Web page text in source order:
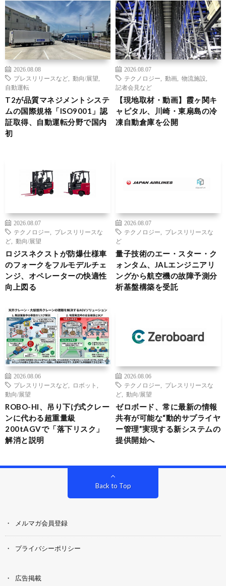
2026.08.08
プレスリリースなど
動向/展望
自動運転
T2が品質マネジメントシステ
ムの国際規格「ISO9001」認
証取得、自動運転分野で国内
初
2026.08.07
テクノロジー
動画 物流施設
記者会見など
【現地取材・動画】霞ヶ関キ
ャピタル、川崎・東扇島の冷
凍自動倉庫を公開
2026.08.07
テクノロジー
プレスリリースな
ど
動向/展望
ロジスネクストが防爆仕様車
のフォークをフルモデルチェ
ンジ、オペレーターの快適性
向上図る
2026.08.07
テクノロジー
プレスリリースな
ど
量子技術のエー・スター・ク
ォンタム、JALエンジニアリ
ングから航空機の故障予測分
析基盤構築を受託
2026.08.06
プレスリリースなど
ロボット
動向/展望
ROBO-HI、吊り下げ式クレー
ンに代わる超重量級
200tAGVで「落下リスク」
解消と説明
2026.08.06
テクノロジー
プレスリリースな
ど
動向/展望
ゼロボード、常に最新の情報
共有が可能な“動的サプライヤ
ー管理”実現する新システムの
提供開始へ
Back to Top
メルマガ会員登録
プライバシーポリシー
広告掲載